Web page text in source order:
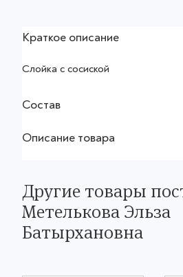
Краткое описание
Слойка с сосиской
Состав
Описание товара
Другие товары
Метелькова Эльза
Батырхановна